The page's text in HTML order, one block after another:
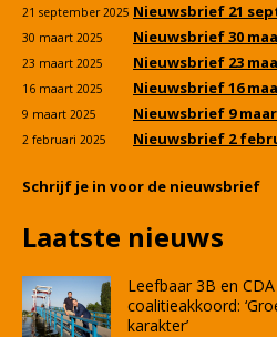
21 september 2025 Nieuwsbrief 21
30 maart 2025 Nieuwsbrief 30
23 maart 2025 Nieuwsbrief 23
16 maart 2025 Nieuwsbrief 16
9 maart 2025 Nieuwsbrief 9
2 februari 2025 Nieuwsbrief 2
Schrijf je in voor de nieuwsbrief
Laatste nieuws
Leefbaar 3B en
coalitieakkoord:
karakter’